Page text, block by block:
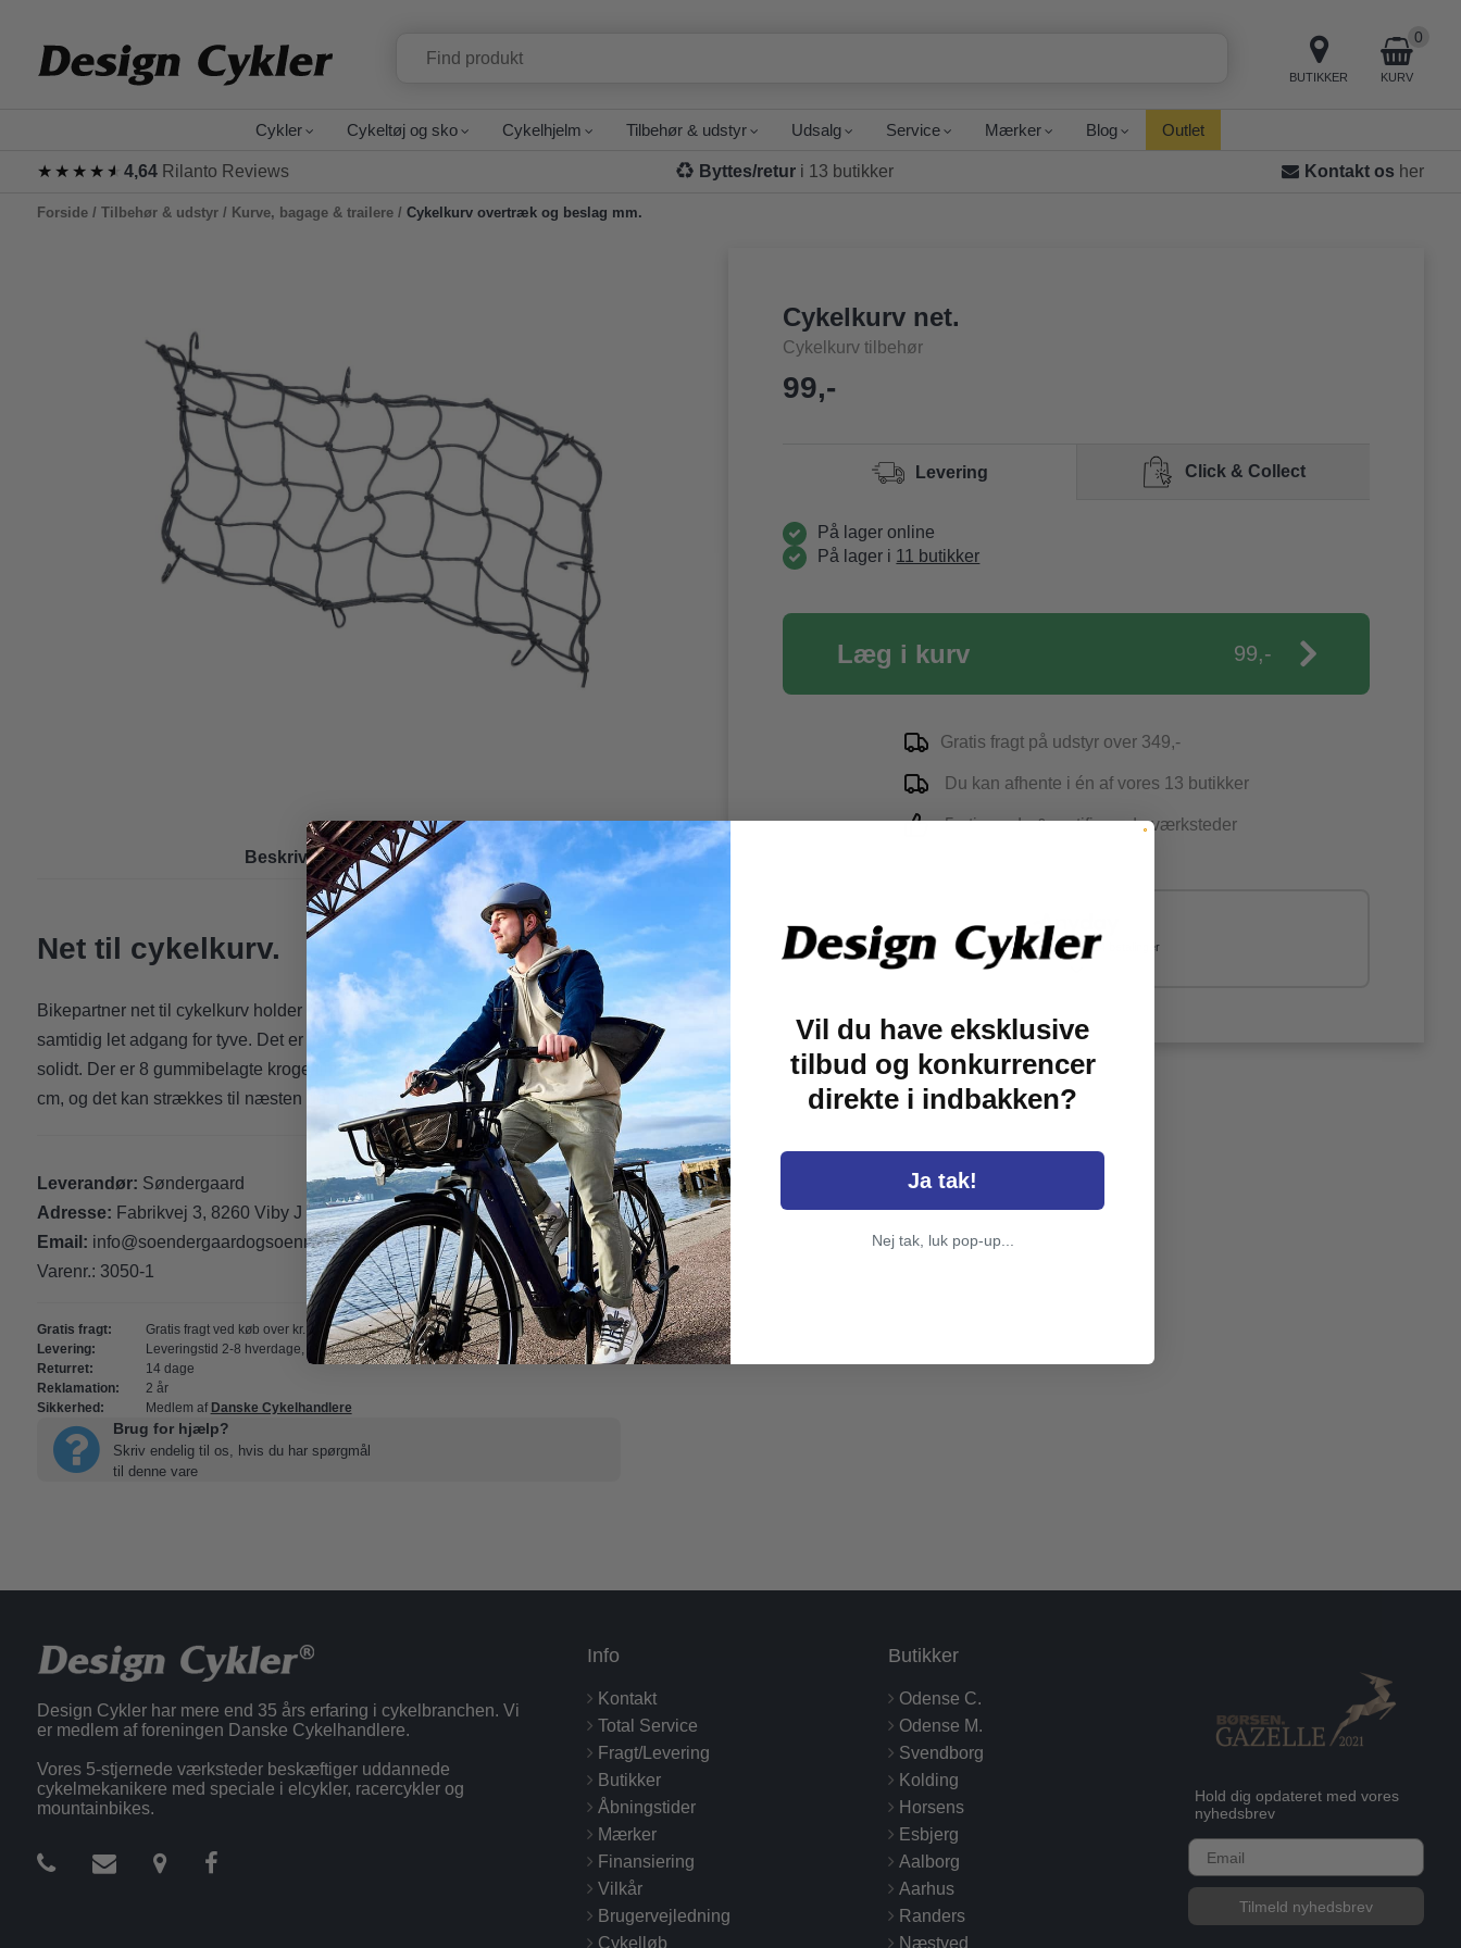
BUTIKKER KURV
0
Cykler Cykeltøj og sko Cykelhjelm Tilbehør & udstyr Udsalg Service Mærker Blog Outlet
★★★★★
★★★★★ 4,64Rilanto Reviews Byttes/retur i 13 butikker Kontakt os her
Forside/ Tilbehør & udstyr/ Kurve, bagage & trailere/ Cykelkurv overtræk og beslag mm.
Beskrivelse Specifikationer
Net til cykelkurv.
Bikepartner net til cykelkurv holder dine varer på plads i cykelkurven og forhindrer
samtidig let adgang for tyve. Det er fremstillet i kraftigt gummi, som er strækbart og
solidt. Der er 8 gummibelagte kroge til fastgørelse på kurven. Nettet måler 25 x 50
cm, og det kan strækkes til næsten det dobbelte.
Leverandør: Søndergaard
Adresse: Fabrikvej 3, 8260 Viby J
Email: info@soendergaardogsoenner.dk
Varenr.: 3050-1
Gratis fragt: Gratis fragt ved køb over kr. 349- (Gælder kun udstyr
Levering:
Leveringstid 2-8 hverdage, hvis varen er på lager i butik
Returret:
14 dage
Reklamation:
2 år
Sikkerhed:
Medlem af Danske Cykelhandlere
Brug for hjælp?
Skriv endelig til os, hvis du har spørgmål
til denne vare
Cykelkurv net.
Cykelkurv tilbehør
99,-
Levering Click & Collect
På lager online
På lager i 11 butikker
Læg i kurv 99,-
Gratis fragt på udstyr over 349,-
Du kan afhente i én af vores 13 butikker
5-stjernede & certificerede værksteder
Del dit køb op i 4 - 24 betalinger
Design Cykler har mere end 35 års erfaring i cykelbranchen. Vi
er medlem af foreningen Danske Cykelhandlere.
Vores 5-stjernede værksteder beskæftiger uddannede
cykelmekanikere med speciale i elcykler, racercykler og
mountainbikes.
Info
Kontakt
Total Service
Fragt/Levering
Butikker
Åbningstider
Mærker
Finansiering
Vilkår
Brugervejledning
Cykelløb
Butikker
Odense C.
Odense M.
Svendborg
Kolding
Horsens
Esbjerg
Aalborg
Aarhus
Randers
Næstved
Hold dig opdateret med vores
nyhedsbrev
E-mail
Tilmeld nyhedsbrev
Vil du have eksklusive
tilbud og konkurrencer
direkte i indbakken?
Ja tak!
Nej tak, luk pop-up...